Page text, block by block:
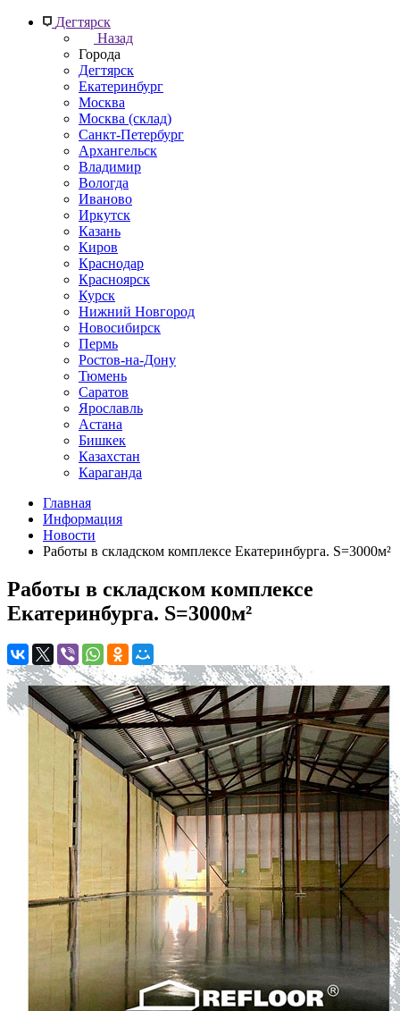
Дегтярск
Назад
Города
Дегтярск
Екатеринбург
Москва
Москва (склад)
Санкт-Петербург
Архангельск
Владимир
Вологда
Иваново
Иркутск
Казань
Киров
Краснодар
Красноярск
Курск
Нижний Новгород
Новосибирск
Пермь
Ростов-на-Дону
Тюмень
Саратов
Ярославль
Астана
Бишкек
Казахстан
Караганда
Главная
Информация
Новости
Работы в складском комплексе Екатеринбурга. S=3000м²
Работы в складском комплексе
Екатеринбурга. S=3000м²